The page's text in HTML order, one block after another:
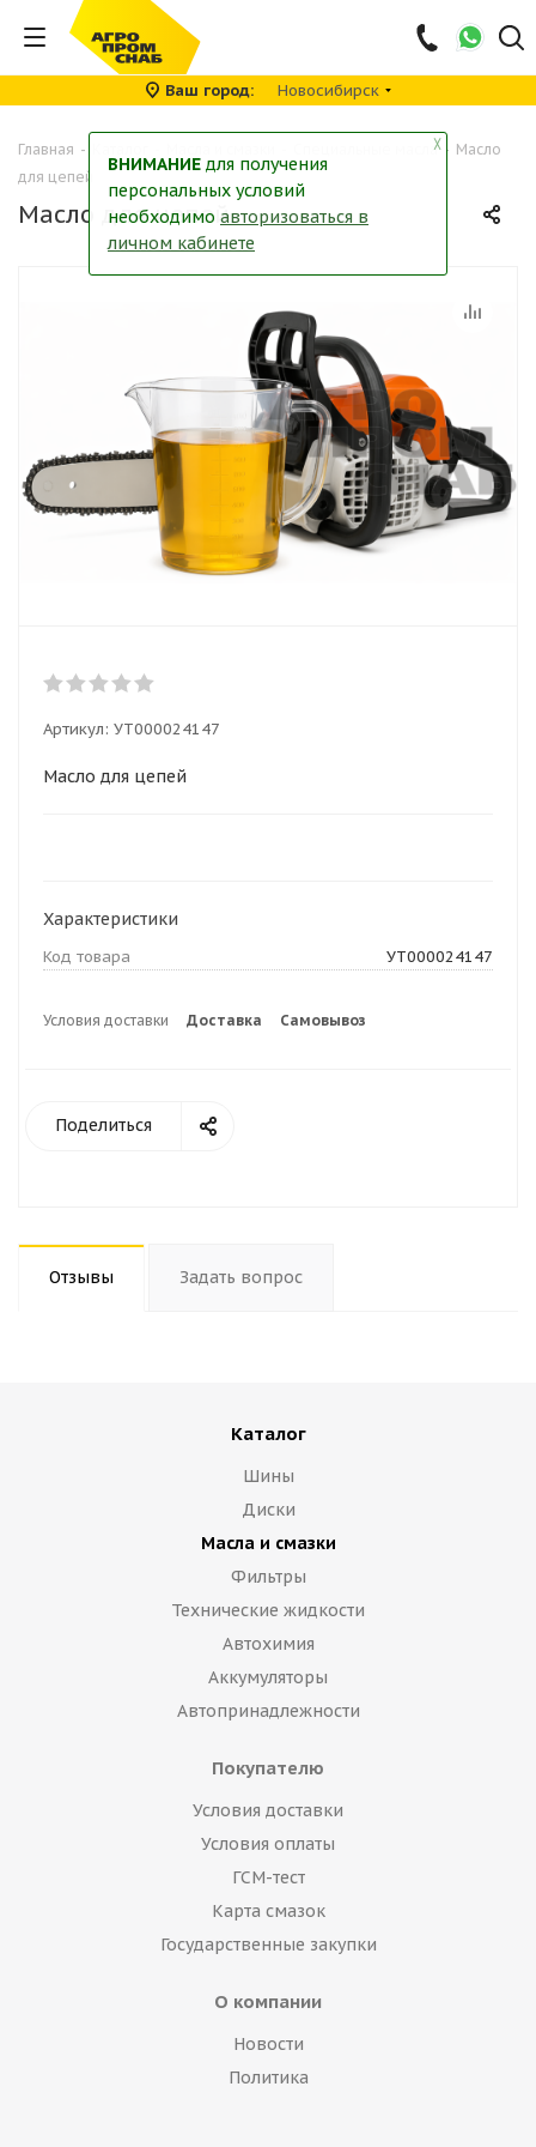
Ваш город Новосибирск
Главная - Специальные масла - Масло
для цепей
Масло для цепей
Артикул: УТ000024147
Масло для цепей
Характеристики
Код товара УТ000024147
Условия доставки Доставка Самовывоз
Поделиться
Отзывы Задать вопрос
Каталог
Шины
Диски
Масла и смазки
Фильтры
Технические жидкости
Автохимия
Аккумуляторы
Автопринадлежности
Покупателю
Условия доставки
Условия оплаты
ГСМ-тест
Карта смазок
Государственные закупки
О компании
Новости
Политика
╳
ВНИМАНИЕ для получения
персональных условий
необходимо авторизоваться в
личном кабинете